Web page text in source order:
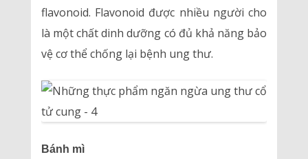
flavonoid. Flavonoid được nhiều người cho
là một chất dinh dưỡng có đủ khả năng bảo
vệ cơ thể chống lại bệnh ung thư.
Bánh mì